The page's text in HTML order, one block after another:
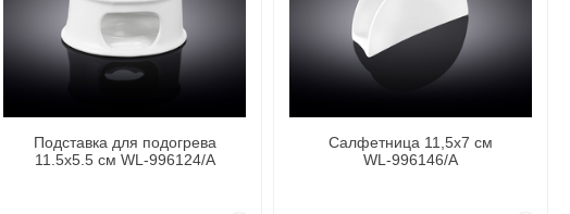
Подставка для подогрева
11.5x5.5 см WL‑996124/A
Салфетница 11,5x7 см
WL‑996146/A